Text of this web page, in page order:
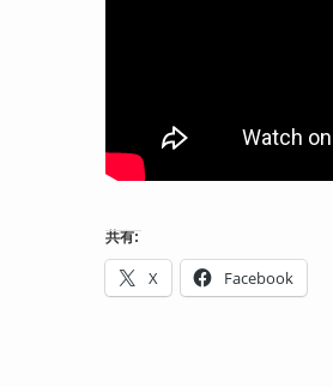
共有:
X Facebook